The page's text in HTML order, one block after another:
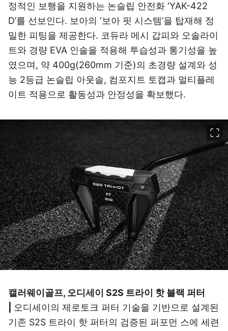
정적인 보행을 지원하는 논슬립 안전화 ‘YAK-422
D’를 선보인다. 보아의 ‘보아 핏 시스템’을 탑재해 정
밀한 피팅을 제공한다. 코듀라 메시 갑피와 오솔라이
트와 경량 EVA 인솔을 적용해 투습성과 통기성을 높
였으며, 약 400g(260mm 기준)의 초경량 설계와 성
능 2등급 논슬립 아웃솔, 컴포지트 토캡과 멀티플레
이트 적용으로 활동성과 안정성을 확보했다.
캘러웨이골프, 오디세이 S2S 트라이 핫 블랙 퍼터
오디세이의 제로토크 퍼터 기술을 기반으로 설계된
기존 S2S 트라이 핫 퍼터의 검증된 퍼포먼 스에 세련